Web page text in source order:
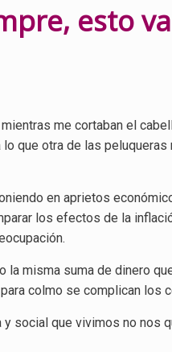
esto
me cortaban el
que otra de las peluqueras
en aprietos
los efectos de la
misma suma de dinero
colmo se complican los
social que vivimos no nos